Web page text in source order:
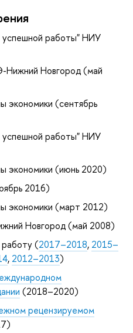
успешной работы" НИУ
Новгород (май
экономики (сентябрь
успешной работы" НИУ
экономики (июнь 2020)
2016)
экономики (март 2012)
Новгород (май 2008)
работу (2017–2018, 2015–
, 2012–2013)
(2018–2020)
рецензируемом